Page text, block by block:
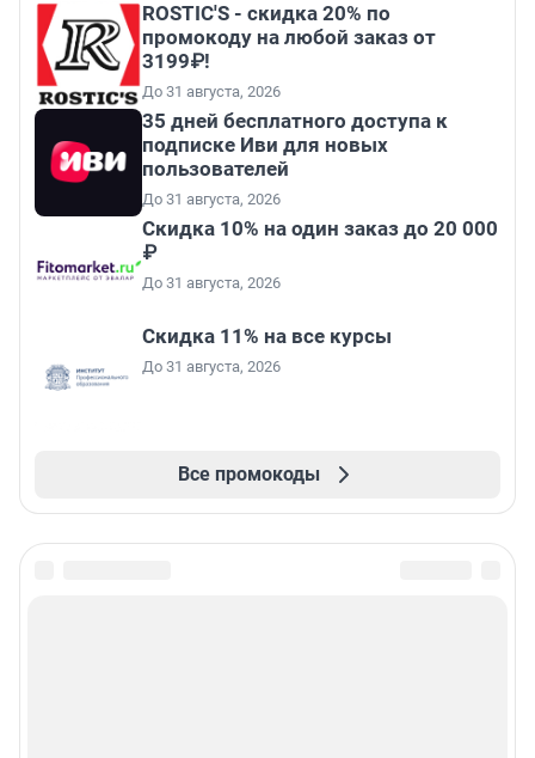
ROSTIC'S - скидка 20% по
промокоду на любой заказ от
3199₽!
До 31 августа, 2026
35 дней бесплатного доступа к
подписке Иви для новых
пользователей
До 31 августа, 2026
Скидка 10% на один заказ до 20 000
₽
До 31 августа, 2026
Скидка 11% на все курсы
До 31 августа, 2026
Все промокоды